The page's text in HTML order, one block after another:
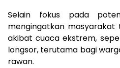
Selain fokus pada
mengingatkan
akibat cuaca ekstrem,
longsor, terutama bagi
rawan.